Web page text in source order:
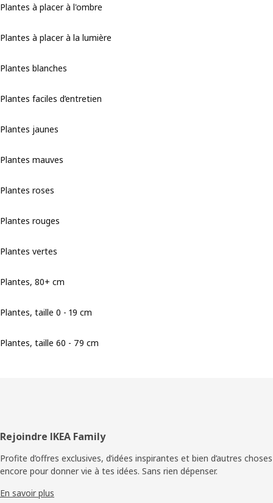
Plantes à placer à l'ombre
Plantes à placer à la lumière
Plantes blanches
Plantes faciles d’entretien
Plantes jaunes
Plantes mauves
Plantes roses
Plantes rouges
Plantes vertes
Plantes, 80+ cm
Plantes, taille 0 - 19 cm
Plantes, taille 60 - 79 cm
Pied
de
page
Rejoindre IKEA Family
Profite d’offres exclusives, d’idées inspirantes et bien d’autres choses
encore pour donner vie à tes idées. Sans rien dépenser.
En savoir plus